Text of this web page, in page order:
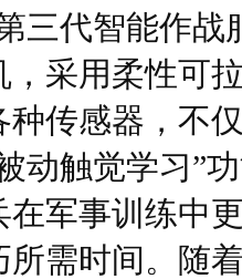
三代智能作战
采用柔性可
种传感器，不
动触觉学习”
军事训练中
所需时间。随